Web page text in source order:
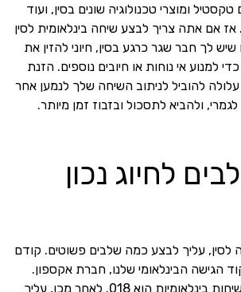
טקסטיל ומוצרי טכנולוגיה שונים בסין, ועוד
אז אם אתה צריך לבצע שיחה בינלאומית לסין
לך חבר שגר כרגע בסין, חיוני להזין את
למנוע אי נוחות או חיובים נוספים. הזנת
להוביל לניתוב השיחה שלך לנמען אחר
ולהביא לתסכול ובזבוז זמן מיותר.
לחיוג נכון
לסין, עליך לבצע כמה שלבים פשוטים. קודם
הגישה הבינלאומי שלנו, חברת אקספון.
מספר הגישה שלנו לשיחות בינלאומיות הוא 018. לאחר מכן, עליך